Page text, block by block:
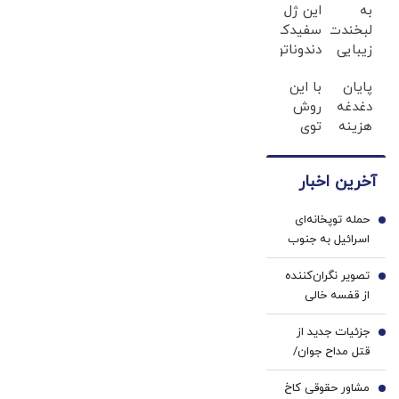
به
لبخندت
زیبایی
(خرید
ژل
سفیدکننده
این ژل
سفیدکننده
دندوناتو
لمینت
سفید
میکنه
پایان
دغدغه
هزینه
پزشکی
سفید
کننده
خانگی
با این
روش
توی
زیبایی
برگردون
(40%off)
آخرین اخبار
حمله توپخانه‌ای
اسرائیل به جنوب
لبنان+ جزئیات
1
تصویر نگران‌کننده
از قفسه خالی
داروخانه‌ها؛ چرا
نسخه‌های ساده
هم کامل پیچیده
نمی‌شوند؟ | دارو
هست اما سهم
2
جزئیات جدید از
قتل مداح جوان/
ماجرای قرار
حمیدرضا رجب‌زاده
3
مشاور حقوقی کاخ
4